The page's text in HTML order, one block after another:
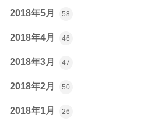
2018年5月 58
2018年4月 46
2018年3月 47
2018年2月 50
2018年1月 26